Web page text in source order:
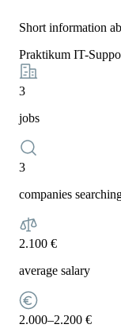
Short information
Praktikum IT-
3
jobs
3
companies
2.100 €
average salary
2.000–2.200 €